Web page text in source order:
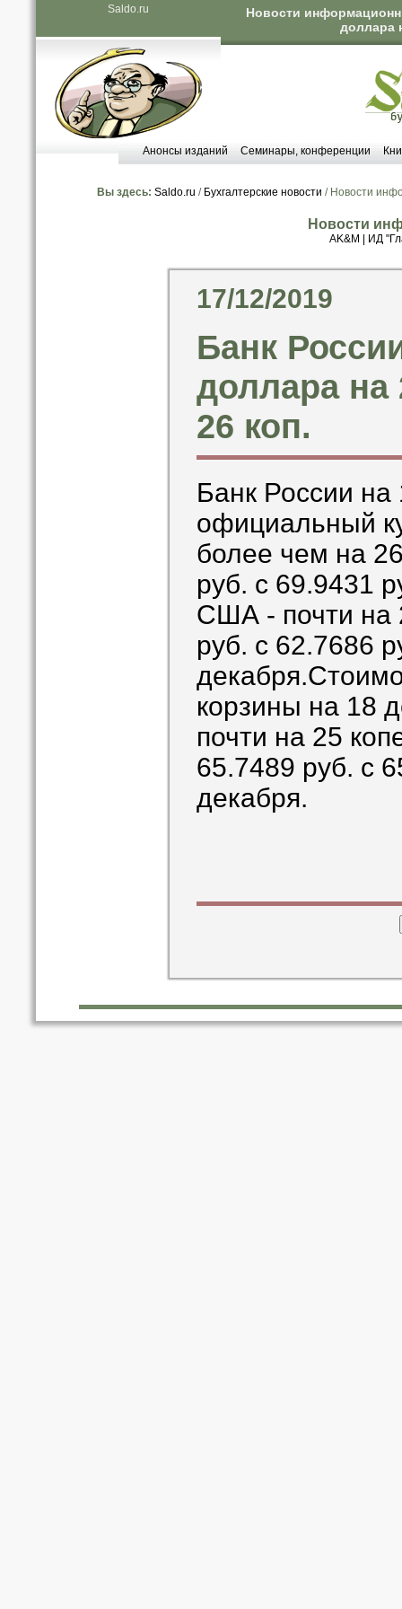
Saldo.ru
Новости
доллара
Анонсы изданий Семинары, конференции
Вы здесь: Saldo.ru / Бухгалтерские новости / Новости
Новости
AK&M ИД
17/12/2019
Банк
доллара на
26 коп.
Банк России на
официальный
более чем на
руб. с 69.9431
США - почти на
руб. с 62.7686
корзины на 18
почти на 25
65.7489 руб. с
декабря.